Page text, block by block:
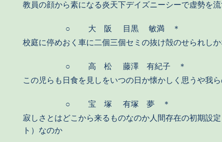
教員の顔から素になる炎天下デイズニーシーで虚勢を
○ 大 阪
目黒 敏満 ＊
校庭に停めおく車に二個三個セミの抜け殻のせられし
○ 高 松
藤澤 有紀子 ＊
この児らも日食を見しをいつの日か懐かしく思うや我
○ 宝 塚
有塚 夢 ＊
寂しさとはどこから来るものなのか人間存在の初期設
ト）なのか